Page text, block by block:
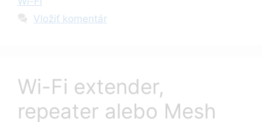
Vložiť komentár
Wi-Fi extender,
repeater alebo Mesh